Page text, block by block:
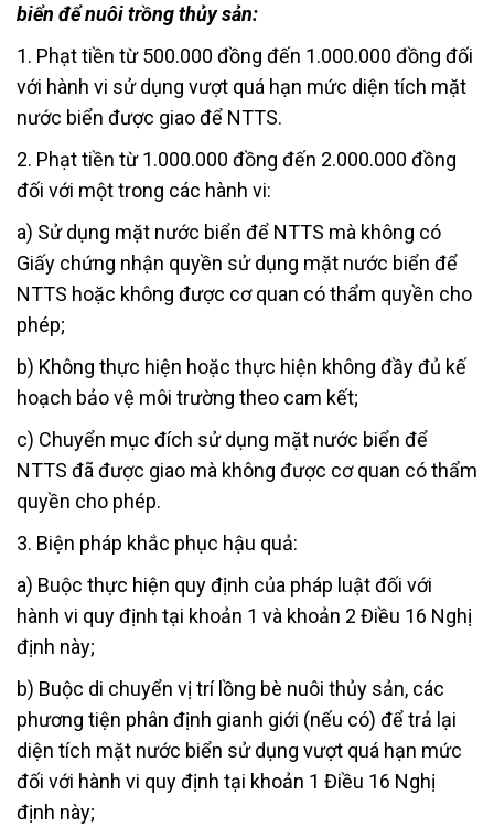
biển để nuôi trồng thủy sản:
1. Phạt tiền từ 500.000 đồng đến 1.000.000 đồng đối
với hành vi sử dụng vượt quá hạn mức diện tích mặt
nước biển được giao để NTTS.
2. Phạt tiền từ 1.000.000 đồng đến 2.000.000 đồng
đối với một trong các hành vi:
a) Sử dụng mặt nước biển để NTTS mà không có
Giấy chứng nhận quyền sử dụng mặt nước biển để
NTTS hoặc không được cơ quan có thẩm quyền cho
phép;
b) Không thực hiện hoặc thực hiện không đầy đủ kế
hoạch bảo vệ môi trường theo cam kết;
c) Chuyển mục đích sử dụng mặt nước biển để
NTTS đã được giao mà không được cơ quan có thẩm
quyền cho phép.
3. Biện pháp khắc phục hậu quả:
a) Buộc thực hiện quy định của pháp luật đối với
hành vi quy định tại khoản 1 và khoản 2 Điều 16 Nghị
định này;
b) Buộc di chuyển vị trí lồng bè nuôi thủy sản, các
phương tiện phân định gianh giới (nếu có) để trả lại
diện tích mặt nước biển sử dụng vượt quá hạn mức
đối với hành vi quy định tại khoản 1 Điều 16 Nghị
định này;